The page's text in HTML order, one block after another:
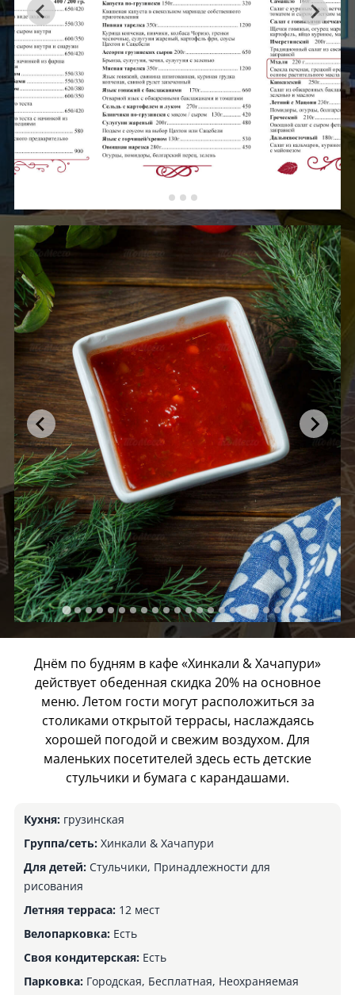
Днём по будням в кафе «Хинкали & Хачапури»
действует обеденная скидка 20% на основное
меню. Летом гости могут расположиться за
столиками открытой террасы, наслаждаясь
хорошей погодой и свежим воздухом. Для
маленьких посетителей здесь есть детские
стульчики и бумага с карандашами.
Кухня:грузинская
Группа/сеть:Хинкали & Хачапури
Для детей:Стульчики, Принадлежности для
рисования
Летняя терраса:12 мест
Велопарковка:Есть
Своя кондитерская:Есть
Парковка:Городская, Бесплатная, Неохраняемая